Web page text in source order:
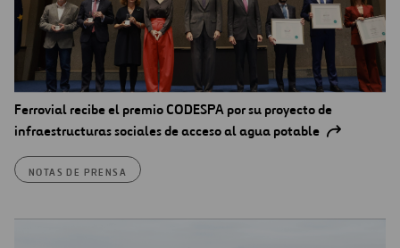
Ferrovial recibe el premio CODESPA por su proyecto de
infraestructuras sociales de acceso al agua potable
NOTAS DE PRENSA